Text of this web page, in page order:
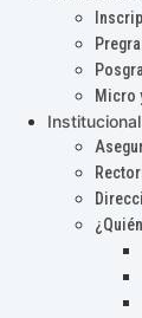
Micro
Institucional